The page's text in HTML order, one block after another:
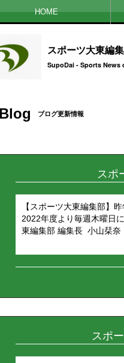
HOME
スポーツ大東編
SupoDai - Sports
Blog ブログ更新情報
スポ
【スポーツ大東編集部】
2022年度より毎週木曜日
東編集部 編集長 小山栞奈
スポ